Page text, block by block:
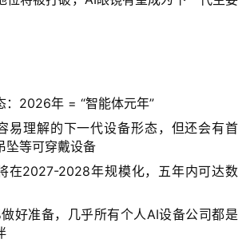
：2026年 = “智能体元年”
易理解的下一代设备形态，但还会有首
坠等可穿戴设备
在2027-2028年规模化，五年内可达数
好准备，几乎所有个人AI设备公司都是